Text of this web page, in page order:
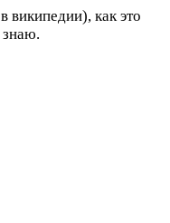
как это
знаю.